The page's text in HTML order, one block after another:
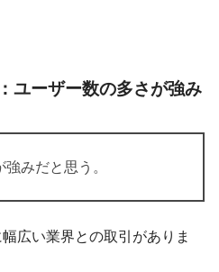
ユーザー数の多さが強み
みだと思う。
広い業界との取引がありま